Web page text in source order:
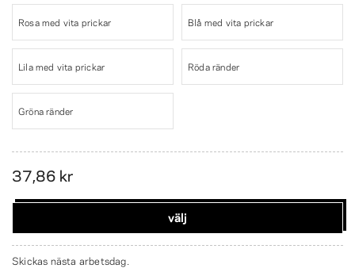
Rosa med vita prickar Blå med vita prickar
Lila med vita prickar Röda ränder
Gröna ränder
37,86 kr
välj
Skickas nästa arbetsdag.